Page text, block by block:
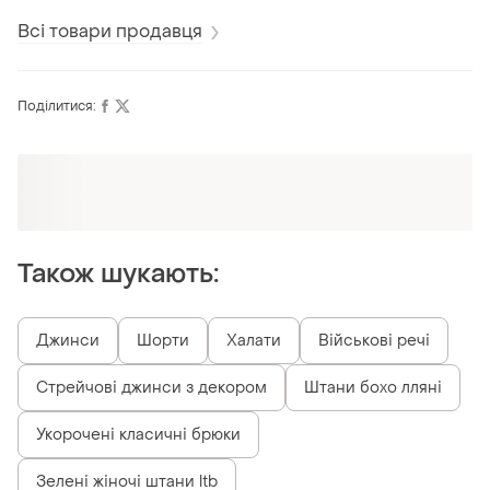
Всі товари продавця
Поділитися:
Також шукають: